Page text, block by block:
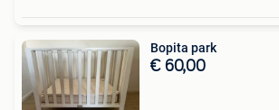
Bopita park
€ 60,00